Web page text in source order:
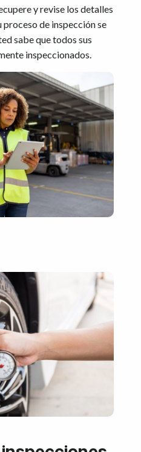
y revise los detalles
proceso de inspección se
sabe que todos sus
inspeccionados.